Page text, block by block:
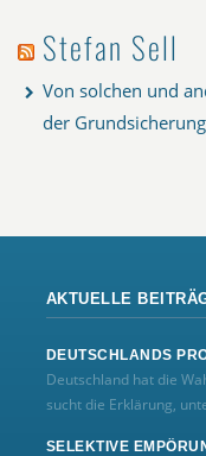
Stefan Sell
Von solchen und
der Grundsicherung
AKTUELLE
DEUTSCHLANDS
Deutschland hat die
sucht die Erklärung,
SELEKTIVE